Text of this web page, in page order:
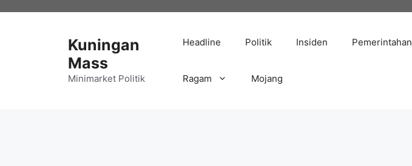
Kuningan
Mass
Minimarket Politik
Headline Politik Insiden Pemerintahan
Ragam Mojang